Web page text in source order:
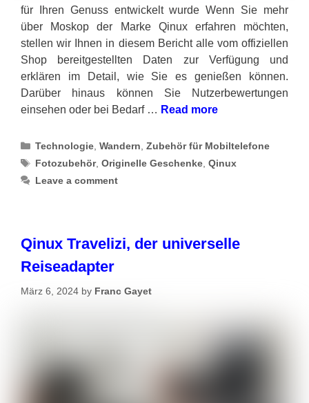
für Ihren Genuss entwickelt wurde Wenn Sie mehr
über Moskop der Marke Qinux erfahren möchten,
stellen wir Ihnen in diesem Bericht alle vom offiziellen
Shop bereitgestellten Daten zur Verfügung und
erklären im Detail, wie Sie es genießen können.
Darüber hinaus können Sie Nutzerbewertungen
einsehen oder bei Bedarf … Read more
Categories
Technologie ,Wandern ,Zubehör für Mobiltelefone
Tags
Fotozubehör,Originelle Geschenke ,Qinux
Leave a comment
Qinux Travelizi, der universelle
Reiseadapter
März 6, 2024 by Franc Gayet